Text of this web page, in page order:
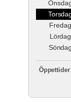
Fredag
Lördag
Söndag